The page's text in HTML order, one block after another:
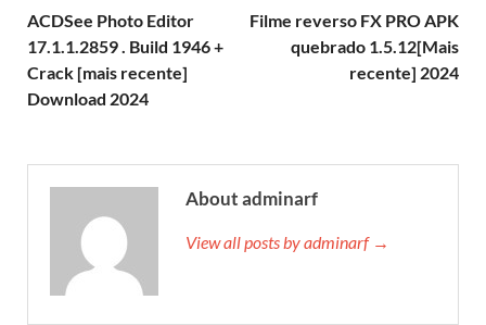
ACDSee Photo Editor
17.1.1.2859 . Build 1946 +
Crack [mais recente]
Download 2024
Filme reverso FX PRO APK
quebrado 1.5.12[Mais
recente] 2024
About adminarf
View all posts by adminarf →